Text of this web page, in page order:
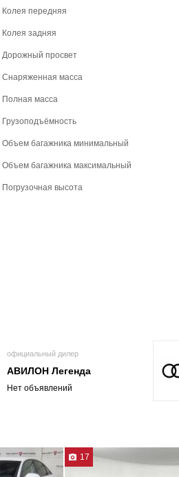
Колея передняя
Колея задняя
Дорожный просвет
Снаряженная масса
Полная масса
Грузоподъёмность
Объем багажника минимальный
Объем багажника максимальный
Погрузочная высота
официальный дилер
АВИЛОН Легенда
Нет объявлений
17